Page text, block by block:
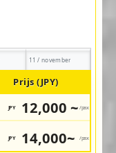
11 / november
Prijs (JPY)
JPY 12,000 ~ /pax
JPY 14,000~ /pax